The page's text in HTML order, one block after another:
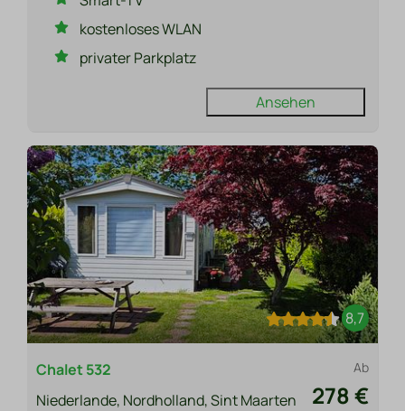
kostenloses WLAN
privater Parkplatz
Ansehen
8,7
Ab
278 €
Chalet 532
Niederlande, Nordholland, Sint Maarten